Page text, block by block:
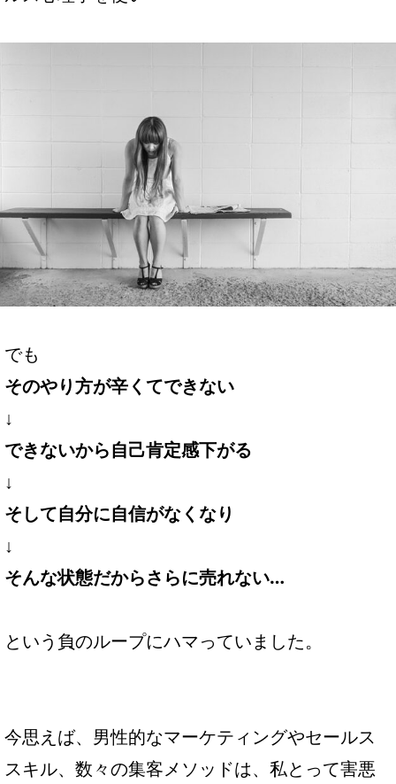
でも
そのやり方が辛くてできない
↓
できないから自己肯定感下がる
↓
そして自分に自信がなくなり
↓
そんな状態だからさらに売れない…
という負のループにハマっていました。
今思えば、男性的なマーケティングやセールス
スキル、数々の集客メソッドは、私とって害悪